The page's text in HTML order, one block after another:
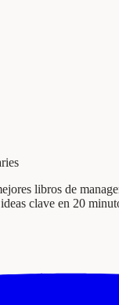
libros de
clave en 20